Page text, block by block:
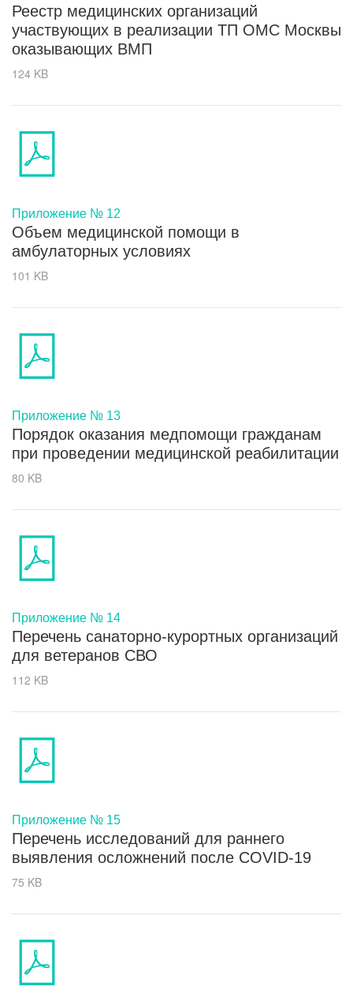
Реестр медицинских организаций
участвующих в реализации ТП ОМС Москвы
оказывающих ВМП
124 KB
Приложение № 12
Объем медицинской помощи в
амбулаторных условиях
101 KB
Приложение № 13
Порядок оказания медпомощи гражданам
при проведении медицинской реабилитации
80 KB
Приложение № 14
Перечень санаторно-курортных организаций
для ветеранов СВО
112 KB
Приложение № 15
Перечень исследований для раннего
выявления осложнений после COVID-19
75 KB